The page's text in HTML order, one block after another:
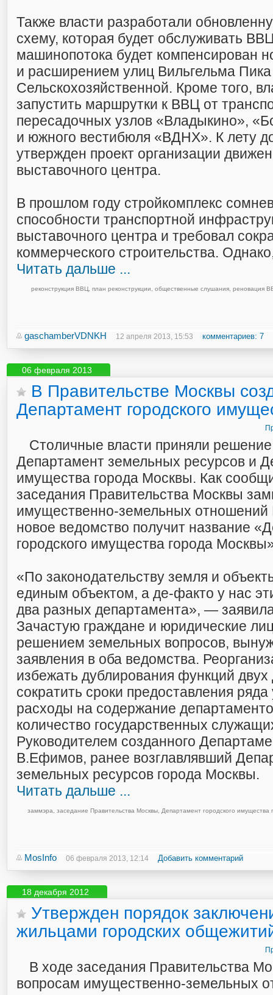
Также власти разработали
схему, которая будет обслуживать
машинопотока будет компенсирован
и расширением улиц Вильгельма
Сельскохозяйственной. Кроме того,
запустить маршрутки к ВВЦ от
пересадочных узлов «Владыкино»,
и южного вестибюля «ВДНХ». К лету
утвержден проект организации
выставочного центра.
В прошлом году стройкомплекс
способности транспортной
выставочного центра и требовал
коммерческого строительства.
Читать дальше ...
реконструкция ВВЦ, план реконструкции общественные слушания, реновация
gaschamberVDNKH 12 апреля 2013, 15:53 комментариев: 7
06 февраля 2013
В Правительстве Москвы
Департамент городского
Столичные власти приняли
Департамент земельных ресурсов и
имущества города Москвы. Как
заседания Правительства Москвы
имущественно-земельных отношений
новое ведомство получит название
городского имущества города
«По законодательству земля и
единым объектом, а де-факто у нас
два разных департамента», —
Зачастую граждане и юридические
решением земельных вопросов,
заявления в оба ведомства.
избежать дублирования функций
сократить сроки предоставления
расходы на содержание
количество государственных
Руководителем созданного
В.Ефимов, ранее возглавлявший
земельных ресурсов города Москвы.
Читать дальше ...
заммэра заседание Правительства Москвы, Департамент городского имущества
MosInfo 06 февраля 2013, 12:14 Добавить комментарий
18 декабря 2012
Утвержден порядок
жильцами городских
В ходе заседания Правительства
вопросам имущественно-земельных